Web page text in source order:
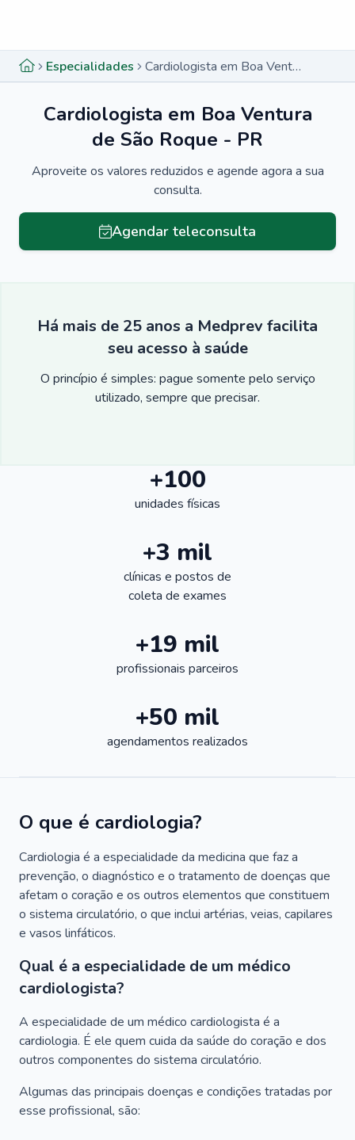
Especialidades Cardiologista em Boa Ventura de São Roque - PR
Cardiologista em Boa Ventura
de São Roque - PR
Aproveite os valores reduzidos e agende agora a sua
consulta.
Agendar teleconsulta
Há mais de 25 anos a Medprev facilita
seu acesso à saúde
O princípio é simples: pague somente pelo serviço
utilizado, sempre que precisar.
+100
unidades físicas
+3 mil
clínicas e postos de
coleta de exames
+19 mil
profissionais parceiros
+50 mil
agendamentos realizados
O que é cardiologia?
Cardiologia é a especialidade da medicina que faz a
prevenção, o diagnóstico e o tratamento de doenças que
afetam o coração e os outros elementos que constituem
o sistema circulatório, o que inclui artérias, veias, capilares
e vasos linfáticos.
Qual é a especialidade de um médico
cardiologista?
A especialidade de um médico cardiologista é a
cardiologia. É ele quem cuida da saúde do coração e dos
outros componentes do sistema circulatório.
Algumas das principais doenças e condições tratadas por
esse profissional, são: